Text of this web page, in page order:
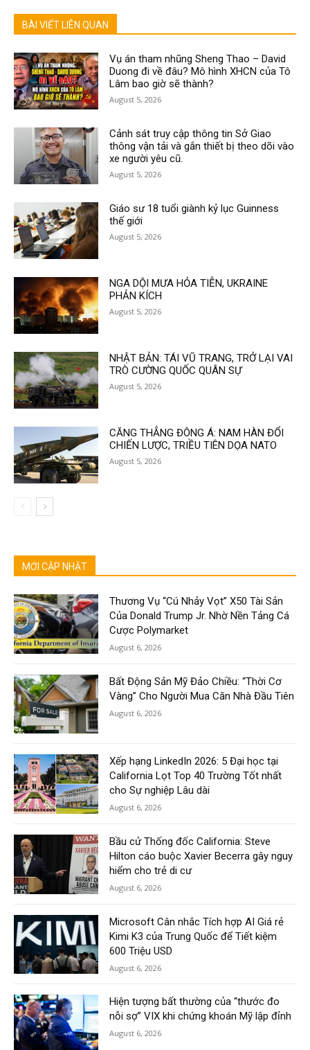
BÀI VIẾT LIÊN QUAN
Vụ án tham nhũng Sheng Thao – David
Duong đi về đâu? Mô hình XHCN của Tô
Lâm bao giờ sẽ thành?
August 5, 2026
Cảnh sát truy cập thông tin Sở Giao
thông vận tải và gắn thiết bị theo dõi vào
xe người yêu cũ.
August 5, 2026
Giáo sư 18 tuổi giành kỷ lục Guinness
thế giới
August 5, 2026
NGA DỘI MƯA HỎA TIỄN, UKRAINE
PHẢN KÍCH
August 5, 2026
NHẬT BẢN: TÁI VŨ TRANG, TRỞ LẠI VAI
TRÒ CƯỜNG QUỐC QUÂN SỰ
August 5, 2026
CĂNG THẲNG ĐÔNG Á: NAM HÀN ĐỔI
CHIẾN LƯỢC, TRIỀU TIÊN DỌA NATO
August 5, 2026
MỚI CẬP NHẬT
Thương Vụ “Cú Nhảy Vọt” X50 Tài Sản
Của Donald Trump Jr. Nhờ Nền Tảng Cá
Cược Polymarket
August 6, 2026
Bất Động Sản Mỹ Đảo Chiều: “Thời Cơ
Vàng” Cho Người Mua Căn Nhà Đầu Tiên
August 6, 2026
Xếp hạng LinkedIn 2026: 5 Đại học tại
California Lọt Top 40 Trường Tốt nhất
cho Sự nghiệp Lâu dài
August 6, 2026
Bầu cử Thống đốc California: Steve
Hilton cáo buộc Xavier Becerra gây nguy
hiểm cho trẻ di cư
August 6, 2026
Microsoft Cân nhắc Tích hợp AI Giá rẻ
Kimi K3 của Trung Quốc để Tiết kiệm
600 Triệu USD
August 6, 2026
Hiện tượng bất thường của “thước đo
nỗi sợ” VIX khi chứng khoán Mỹ lập đỉnh
August 6, 2026